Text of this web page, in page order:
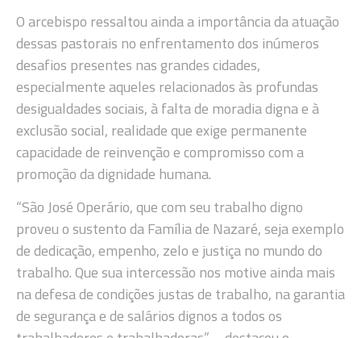
O arcebispo ressaltou ainda a importância da atuação
dessas pastorais no enfrentamento dos inúmeros
desafios presentes nas grandes cidades,
especialmente aqueles relacionados às profundas
desigualdades sociais, à falta de moradia digna e à
exclusão social, realidade que exige permanente
capacidade de reinvenção e compromisso com a
promoção da dignidade humana.
“São José Operário, que com seu trabalho digno
proveu o sustento da Família de Nazaré, seja exemplo
de dedicação, empenho, zelo e justiça no mundo do
trabalho. Que sua intercessão nos motive ainda mais
na defesa de condições justas de trabalho, na garantia
de segurança e de salários dignos a todos os